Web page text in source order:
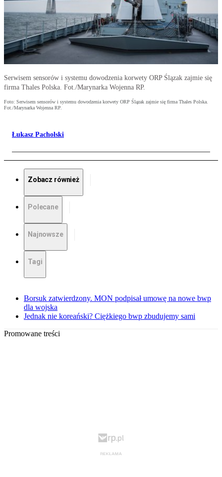
Serwisem sensorów i systemu dowodzenia korwety ORP Ślązak zajmie się
firma Thales Polska. Fot./Marynarka Wojenna RP.
Foto: Serwisem sensorów i systemu dowodzenia korwety ORP Ślązak zajmie się firma Thales Polska.
Fot./Marynarka Wojenna RP.
Łukasz Pacholski
Zobacz również
Polecane
Najnowsze
Tagi
Borsuk zatwierdzony. MON podpisał umowę na nowe bwp
dla wojska
Jednak nie koreański? Ciężkiego bwp zbudujemy sami
Promowane treści